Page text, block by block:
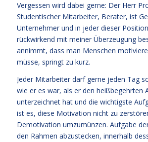
Vergessen wird dabei gerne: Der Herr
Studentischer Mitarbeiter, Berater, ist
Unternehmer und in jeder dieser
rückwirkend mit meiner Überzeugung
annimmt, dass man Menschen
müsse, springt zu kurz.
Jeder Mitarbeiter darf gerne jeden Tag
wie er es war, als er den heißbegehrten
unterzeichnet hat und die wichtigste
ist es, diese Motivation nicht zu
Demotivation umzumünzen. Aufgabe
den Rahmen abzustecken, innerhalb